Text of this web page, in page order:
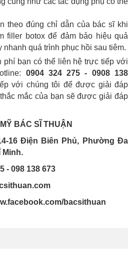
theo đúng chỉ dẫn của bác sĩ khi
filler botox để đảm bảo hiệu quả
nhanh quá trình phục hồi sau tiêm.
bạn có thể liên hệ trực tiếp với
0904 324 275 - 0908 138
với chúng tôi để được giải đáp
mắc của bạn sẽ được giải đáp
BÁC SĨ THUẬN
16 Điện Biên Phủ, Phường Đa
Minh.
- 098 138 673
bacsithuan